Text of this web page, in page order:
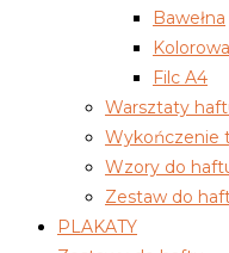
Bawełna
Filc A4
Warsztaty
Wykończenie
Wzory do
Zestaw do
PLAKATY